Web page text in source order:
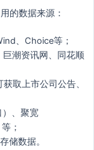
的数据来源：
、Choice等；
巨潮资讯网、同花顺
取上市公司公告、
）、聚宽
；
储数据。